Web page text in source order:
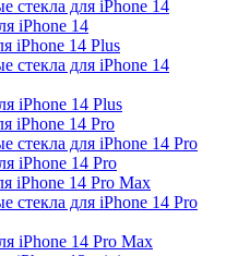
стекла для iPhone 14
iPhone 14
iPhone 14 Plus
стекла для iPhone 14
iPhone 14 Plus
iPhone 14 Pro
стекла для iPhone 14 Pro
iPhone 14 Pro
iPhone 14 Pro Max
стекла для iPhone 14 Pro
iPhone 14 Pro Max